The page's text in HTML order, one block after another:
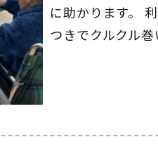
に助かります。
つきでクルクル